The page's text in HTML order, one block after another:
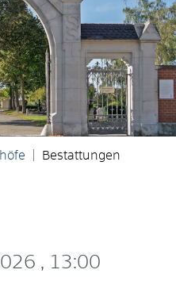
Bestattungen
, 13:00